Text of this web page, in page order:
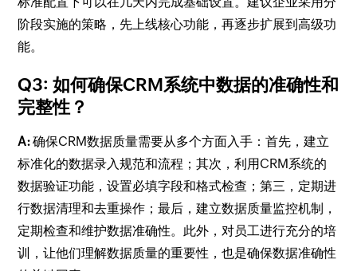
阶段实施的策略，先上线核心功能，再逐步扩展到高级功
能。
Q3: 如何确保CRM系统中数据的准确性和
完整性？
A:确保CRM数据质量需要从多个方面入手：首先，建立
标准化的数据录入规范和流程；其次，利用CRM系统的
数据验证功能，设置必填字段和格式检查；第三，定期进
行数据清理和去重操作；最后，建立数据质量监控机制，
定期检查和维护数据准确性。此外，对员工进行充分的培
训，让他们理解数据质量的重要性，也是确保数据准确性